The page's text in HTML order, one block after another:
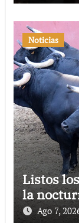
Noticias
Listos
la
Ago 7,